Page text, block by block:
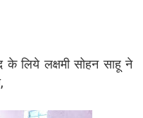
लिये लक्षमी सोहन साहू ने